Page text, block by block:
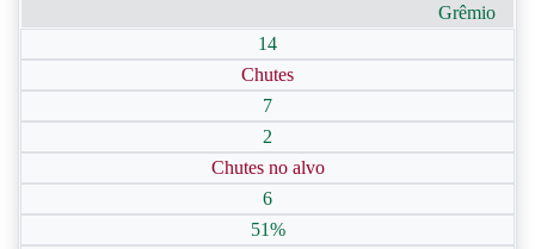
Grêmio
14
Chutes
7
2
Chutes no alvo
6
51%